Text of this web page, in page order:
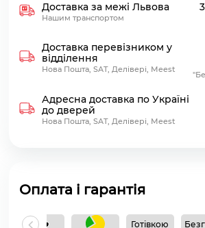
Доставка за межі Львова
Нашим транспортом
Доставка перевізником у
відділення
Нова Пошта, SAT, Делівері, Meest
Адресна доставка по Україні
до дверей
Нова Пошта, SAT, Делівері, Meest
Оплата і гарантія
Готівкою